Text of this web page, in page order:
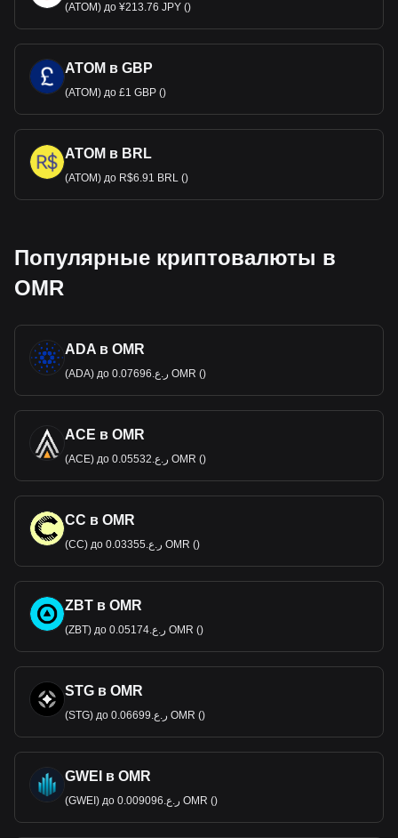
(ATOM) до ¥213.76 JPY ()
ATOM в GBP
(ATOM) до £1 GBP ()
ATOM в BRL
(ATOM) до R$6.91 BRL ()
Популярные криптовалюты в
OMR
ADA в OMR
(ADA) до ر.ع.0.07696 OMR ()
ACE в OMR
(ACE) до ر.ع.0.05532 OMR ()
CC в OMR
(CC) до ر.ع.0.03355 OMR ()
ZBT в OMR
(ZBT) до ر.ع.0.05174 OMR ()
STG в OMR
(STG) до ر.ع.0.06699 OMR ()
GWEI в OMR
(GWEI) до ر.ع.0.009096 OMR ()